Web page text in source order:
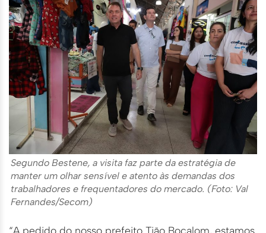
Segundo Bestene, a visita faz parte da estratégia de
manter um olhar sensível e atento às demandas dos
trabalhadores e frequentadores do mercado. (Foto: Val
Fernandes/Secom)
“A pedido do nosso prefeito Tião Bocalom, estamos